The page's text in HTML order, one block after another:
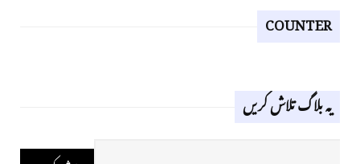
COUNTER
یہ بلاگ تلاش کریں